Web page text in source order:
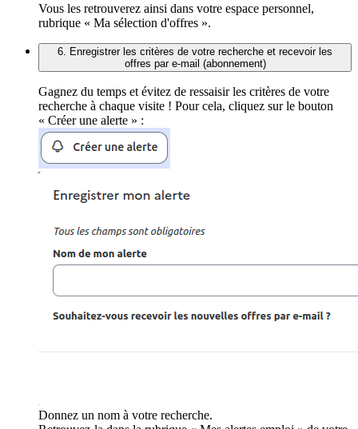
Vous les retrouverez ainsi dans votre espace personnel,
rubrique « Ma sélection d'offres ».
6. Enregistrer les critères de votre recherche et recevoir les
offres par e-mail (abonnement)
Gagnez du temps et évitez de ressaisir les critères de votre
recherche à chaque visite ! Pour cela, cliquez sur le bouton
« Créer une alerte » :
Donnez un nom à votre recherche.